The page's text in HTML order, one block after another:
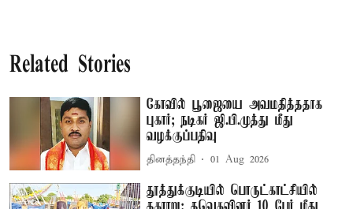
Related Stories
கோவில் பூஜையை அவமதித்ததாக
புகார்; நடிகர் ஜி.பி.முத்து மீது
வழக்குப்பதிவு
தினத்தந்தி 01 Aug 2026
தூத்துக்குடியில் பொருட்காட்சியில்